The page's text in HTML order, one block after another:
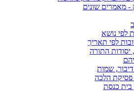
- מאמרים שונים
לפי נושא
לפי תאריך
התורה
שמות
פסיקת הלכה
בית כנסת